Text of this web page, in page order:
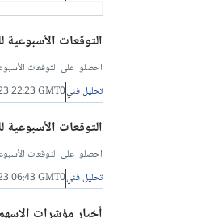
التوقعات الأسبوعية
احصلوا على التوقعات
تحليل فني22:23 GMT0
التوقعات الأسبوعية
احصلوا على التوقعات
تحليل فني06:43 GMT0